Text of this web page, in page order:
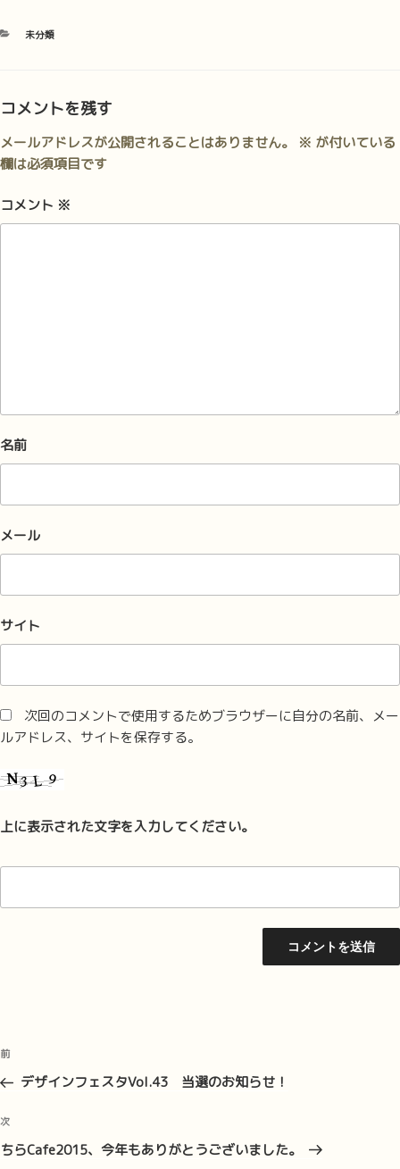
カ
ー
未分類
コメントを残す
メールアドレスが公開されることはありません。 ※ が付いている
欄は必須項目です
コメント ※
名前
メール
サイト
次回のコメントで使用するためブラウザーに自分の名前、メー
ルアドレス、サイトを保存する。
上に表示された文字を入力してください。
投
ナ
ビ
ゲ
前
の
稿
前
デザインフェスタVol.43 当選のお知らせ！
次
の
次
ちらCafe2015、今年もありがとうございました。